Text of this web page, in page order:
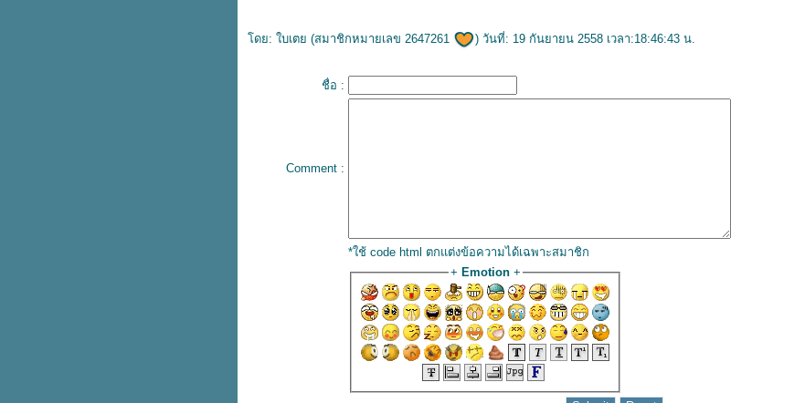
ดย: ใบเตย (สมาชิกหมายเลข 2647261 ) วันที่: 19 กันยายน 2558 เวลา:18:46:43 น.
ชื่อ :
Comment :
*ใช้ code html ตกแต่งข้อความได้เฉพาะสมาชิก
+ Emotion+